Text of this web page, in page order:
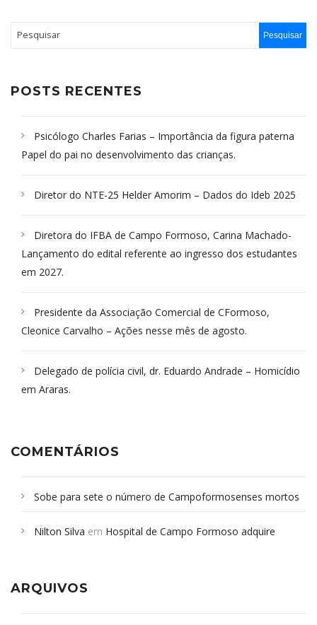
POSTS RECENTES
Psicólogo Charles Farias – Importância da figura paterna
Papel do pai no desenvolvimento das crianças.
Diretor do NTE-25 Helder Amorim – Dados do Ideb 2025
Diretora do IFBA de Campo Formoso, Carina Machado-
Lançamento do edital referente ao ingresso dos estudantes
em 2027.
Presidente da Associação Comercial de CFormoso,
Cleonice Carvalho – Ações nesse mês de agosto.
Delegado de polícia civil, dr. Eduardo Andrade – Homicídio
em Araras.
COMENTÁRIOS
Sobe para sete o número de Campoformosenses mortos
Campoformosenses que morreram em desabamentos são
Nilton Silva em Hospital de Campo Formoso adquire
ARQUIVOS